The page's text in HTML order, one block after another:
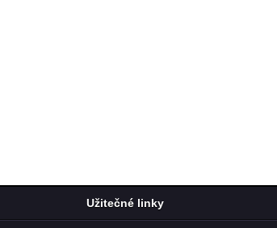
Užitečné linky